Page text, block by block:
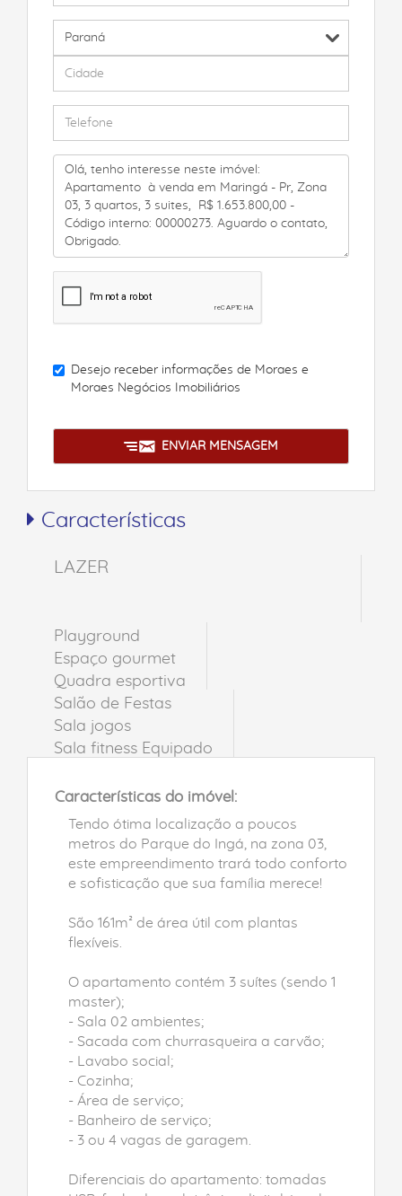
Desejo receber informações de Moraes e
Moraes Negócios Imobiliários
ENVIAR MENSAGEM
Características
LAZER
Playground
Espaço gourmet
Quadra esportiva
Salão de Festas
Sala jogos
Sala fitness Equipado
Características do imóvel:
Tendo ótima localização a poucos
metros do Parque do Ingá, na zona 03,
este empreendimento trará todo conforto
e sofisticação que sua família merece!
São 161m² de área útil com plantas
flexíveis.
O apartamento contém 3 suítes (sendo 1
master);
- Sala 02 ambientes;
- Sacada com churrasqueira a carvão;
- Lavabo social;
- Cozinha;
- Área de serviço;
- Banheiro de serviço;
- 3 ou 4 vagas de garagem.
Diferenciais do apartamento: tomadas